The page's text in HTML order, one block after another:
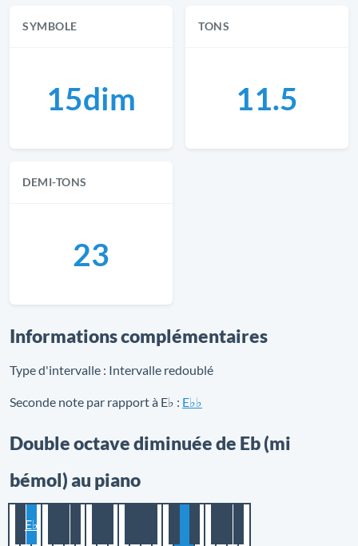
SYMBOLE
15dim
TONS
11.5
DEMI-TONS
23
Informations complémentaires
Type d'intervalle : Intervalle redoublé
Seconde note par rapport à E♭ : E♭♭
Double octave diminuée de Eb (mi
bémol) au piano
E♭